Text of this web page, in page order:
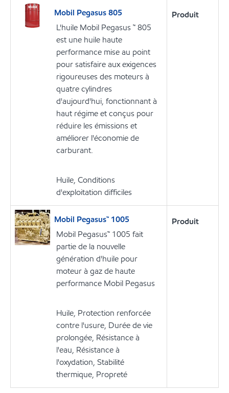
Mobil Pegasus 805
L'huile Mobil Pegasus ™ 805
est une huile haute
performance mise au point
pour satisfaire aux exigences
rigoureuses des moteurs à
quatre cylindres
d'aujourd'hui, fonctionnant à
haut régime et conçus pour
réduire les émissions et
améliorer l'économie de
carburant.
Huile, Conditions
d'exploitation difficiles
Produit
Mobil Pegasus™ 1005
Mobil Pegasus™ 1005 fait
partie de la nouvelle
génération d'huile pour
moteur à gaz de haute
performance Mobil Pegasus
Huile, Protection renforcée
contre l'usure, Durée de vie
prolongée, Résistance à
l'eau, Résistance à
l'oxydation, Stabilité
thermique, Propreté
Produit